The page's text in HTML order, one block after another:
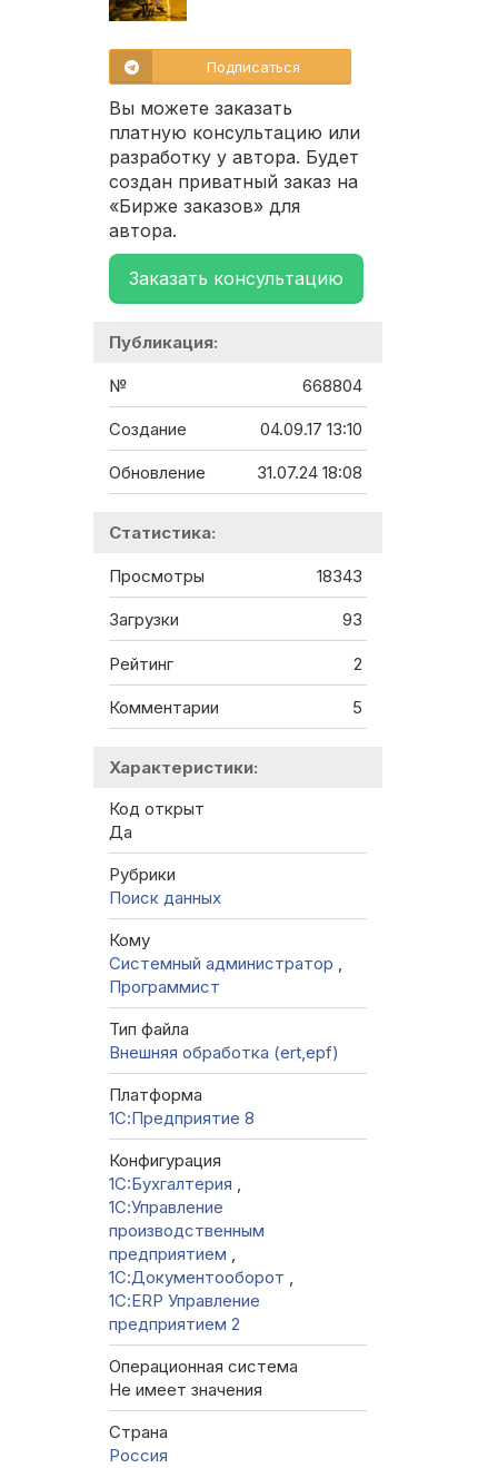
Подписаться
Вы можете заказать
платную консультацию или
разработку у автора. Будет
создан приватный заказ на
«Бирже заказов» для
автора.
Заказать консультацию
Публикация:
№ 668804
Создание 04.09.17 13:10
Обновление 31.07.24 18:08
Статистика:
Просмотры 18343
Загрузки 93
Рейтинг 2
Комментарии 5
Характеристики:
Код открыт
Да
Рубрики
Поиск данных
Кому
Системный администратор ,
Программист
Тип файла
Внешняя обработка (ert,epf)
Платформа
1С:Предприятие 8
Конфигурация
1C:Бухгалтерия ,
1С:Управление
производственным
предприятием ,
1С:Документооборот ,
1С:ERP Управление
предприятием 2
Операционная система
Не имеет значения
Страна
Россия